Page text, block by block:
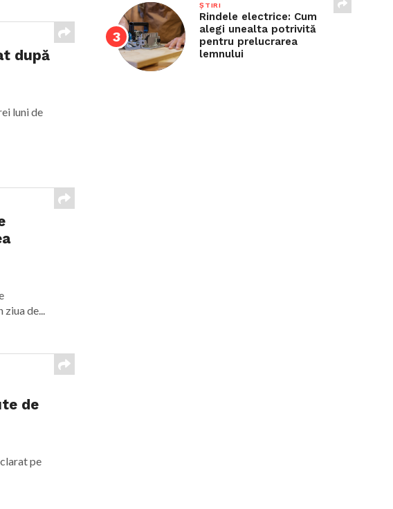
după
luni de
de...
de
pe
ȘTIRI
Rindele electrice: Cum
alegi unealta potrivită
pentru prelucrarea
lemnului